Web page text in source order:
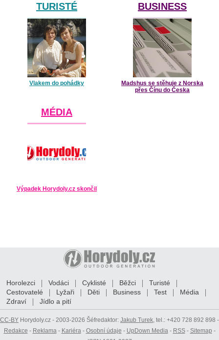
TURISTÉ
Vlakem do pohádky
BUSINESS
Madshus se stěhuje z Norska
přes Čínu do Česka
MÉDIA
Výpadek Horydoly.cz skončil
Horolezci Vodáci Cyklisté Běžci
Turisté
Cestovatelé
Lyžaři Děti Business Test
Média
Zdraví
Jídlo a pití
CC-BY Horydoly.cz - 2003-2026 Šéfredaktor: Jakub Turek , tel.: +420 728 892 898 -
Redakce - Reklama - Kariéra - Osobní údaje - UpDown Media - RSS- Sitemap -